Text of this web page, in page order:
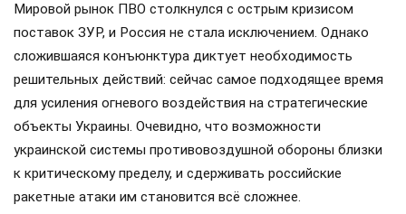
Мировой рынок ПВО столкнулся с острым кризисом
поставок ЗУР, и Россия не стала исключением. Однако
сложившаяся конъюнктура диктует необходимость
решительных действий: сейчас самое подходящее время
для усиления огневого воздействия на стратегические
объекты Украины. Очевидно, что возможности
украинской системы противовоздушной обороны близки
к критическому пределу, и сдерживать российские
ракетные атаки им становится всё сложнее.